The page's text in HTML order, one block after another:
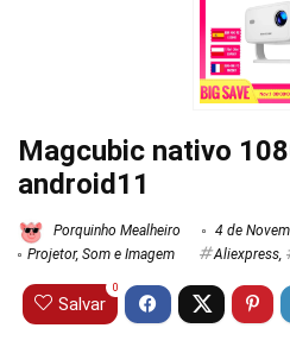
Magcubic nativo
android11
Porquinho Mealheiro
4 de
Projetor, Som e Imagem Aliexpress,
Salvar
0